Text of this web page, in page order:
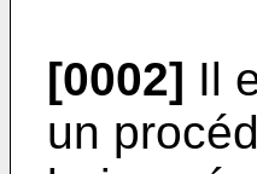
[0002] Il
un